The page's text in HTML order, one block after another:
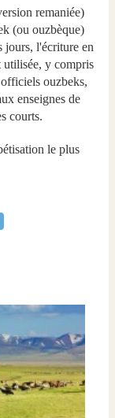
remaniée)
(ou ouzbèque)
jours, l'écriture en
utilisée, y compris
ouzbeks,
enseignes de
courts.
le plus